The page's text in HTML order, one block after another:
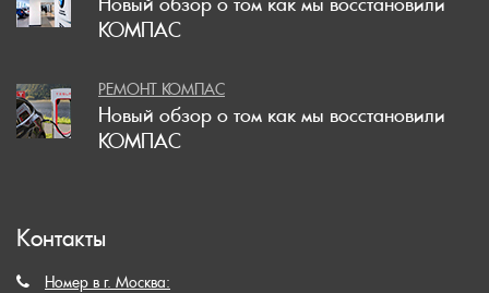
КОМПАС
РЕМОНТ КОМПАС
Новый обзор о том как мы восстановили
КОМПАС
Контакты
Номер в г. Москва: